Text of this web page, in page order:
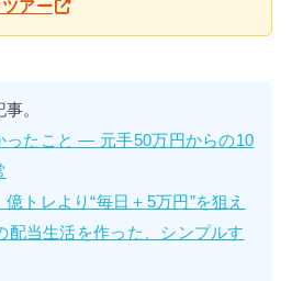
アー
。
たこと — 元手50万円からの10
トレより“毎日＋5万円”を狙え
当生活を作った、シンプルす